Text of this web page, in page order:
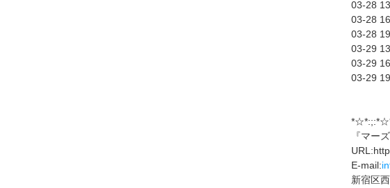
03-28
03-28
03-28
03-29
03-29
03-29
『マー
E-mail:
新宿区